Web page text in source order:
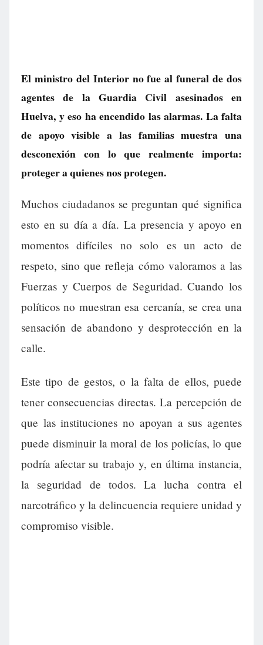
El ministro del Interior no fue al funeral de dos
agentes de la Guardia Civil asesinados en
Huelva, y eso ha encendido las alarmas. La falta
de apoyo visible a las familias muestra una
desconexión con lo que realmente importa:
proteger a quienes nos protegen.
Muchos ciudadanos se preguntan qué significa
esto en su día a día. La presencia y apoyo en
momentos difíciles no solo es un acto de
respeto, sino que refleja cómo valoramos a las
Fuerzas y Cuerpos de Seguridad. Cuando los
políticos no muestran esa cercanía, se crea una
sensación de abandono y desprotección en la
calle.
Este tipo de gestos, o la falta de ellos, puede
tener consecuencias directas. La percepción de
que las instituciones no apoyan a sus agentes
puede disminuir la moral de los policías, lo que
podría afectar su trabajo y, en última instancia,
la seguridad de todos. La lucha contra el
narcotráfico y la delincuencia requiere unidad y
compromiso visible.